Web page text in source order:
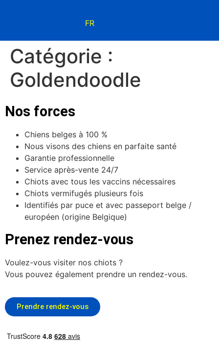
FR
Catégorie :
Goldendoodle
Nos forces
Chiens belges à 100 %
Nous visons des chiens en parfaite santé
Garantie professionnelle
Service après-vente 24/7
Chiots avec tous les vaccins nécessaires
Chiots vermifugés plusieurs fois
Identifiés par puce et avec passeport belge /
européen (origine Belgique)
Prenez rendez-vous
Voulez-vous visiter nos chiots ?
Vous pouvez également prendre un rendez-vous.
Prendre rendez-vous